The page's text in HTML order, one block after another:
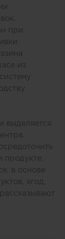
при
из
выделяется
продукте,
в основе
ягод,